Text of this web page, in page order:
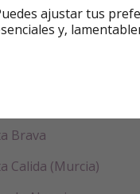
sin complicaciones:
(Castellón)
Alicante
Brava
Calida (Murcia)
ajustar tus
y,